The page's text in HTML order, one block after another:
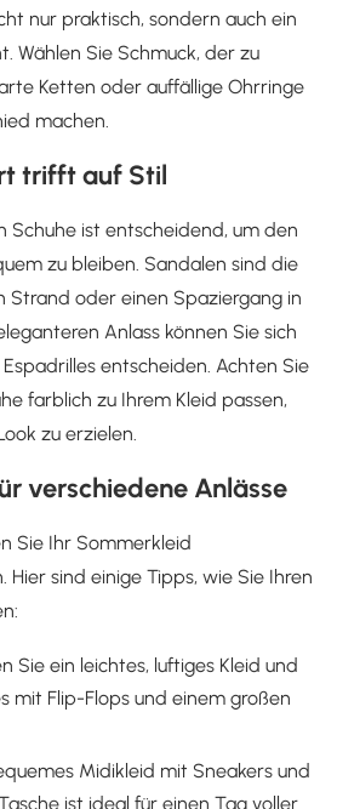
nur praktisch, sondern auch ein
Wählen Sie Schmuck, der zu
Ketten oder auffällige Ohrringe
machen.
trifft auf Stil
Schuhe ist entscheidend, um den
zu bleiben. Sandalen sind die
Strand oder einen Spaziergang in
Anlass können Sie sich
entscheiden. Achten Sie
farblich zu Ihrem Kleid passen,
zu erzielen.
verschiedene Anlässe
Sie Ihr Sommerkleid
Hier sind einige Tipps, wie Sie Ihren
Sie ein leichtes, luftiges Kleid und
mit Flip-Flops und einem großen
Midikleid mit Sneakers und
ist ideal für einen Tag voller